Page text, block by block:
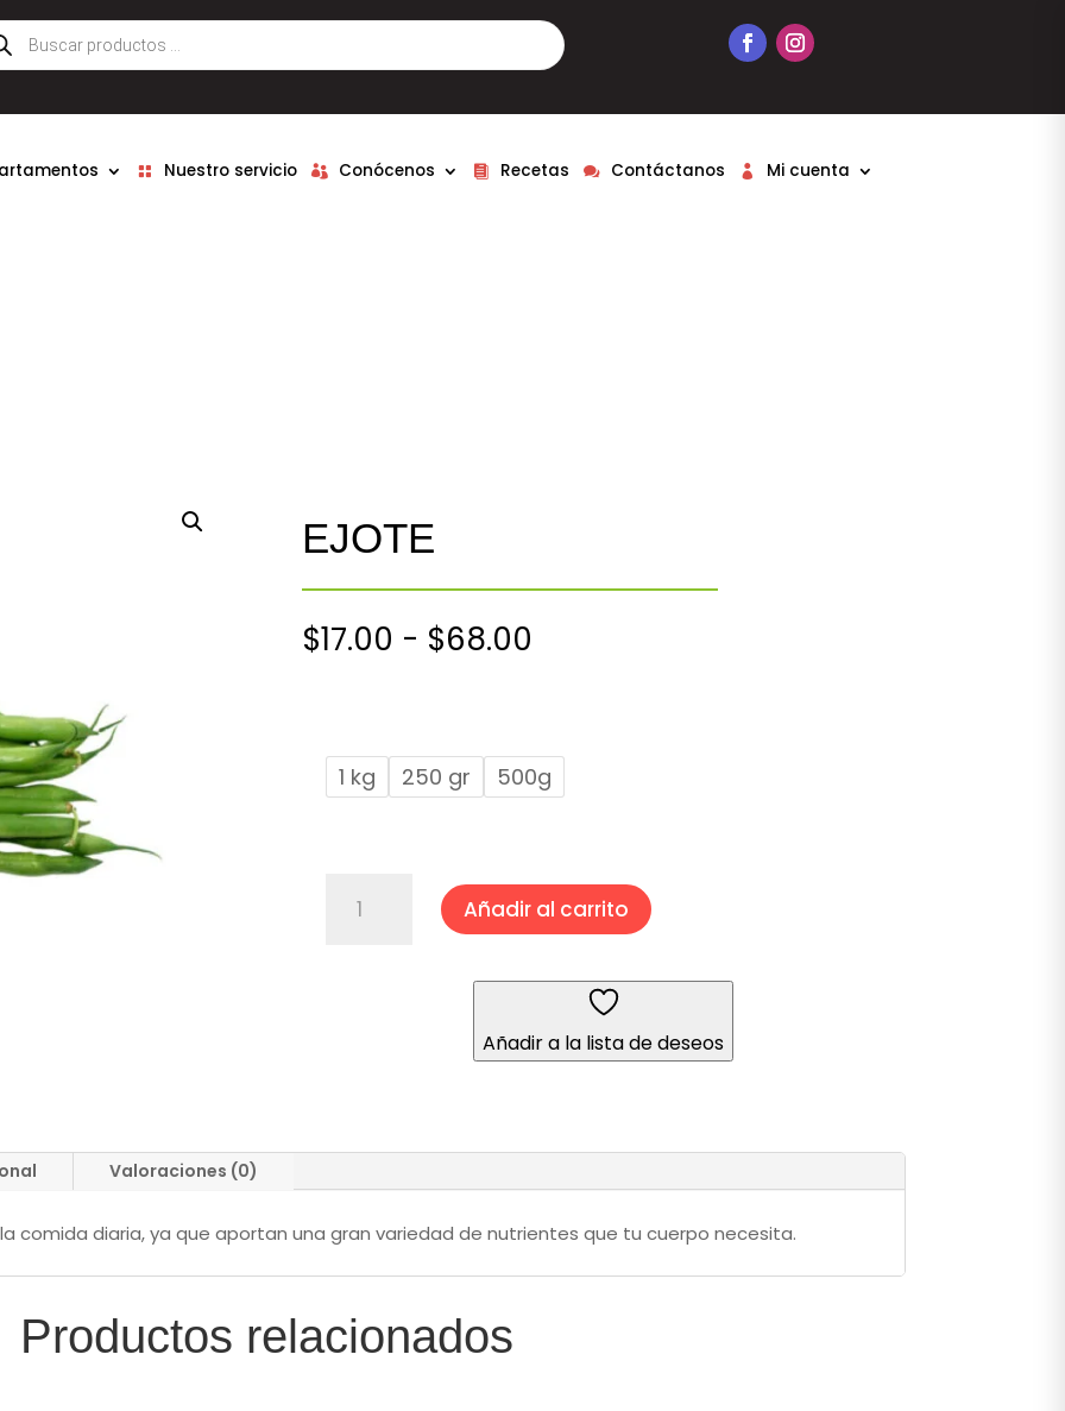
Nuestro servicio Conócenos Recetas Contáctanos Mi cuenta
EJOTE
$17.00 - $68.00
$17.00
hasta
$68.00
1 kg 250 gr 500g
cantidad
Añadir al carrito
Añadir a la lista de deseos
Valoraciones (0)
comida diaria, ya que aportan una gran variedad de nutrientes que tu cuerpo necesita.
Productos relacionados